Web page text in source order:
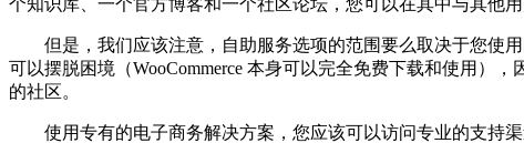
个知识库、一个官方博客和一个社区论坛，您可以在其中与其他
但是，我们应该注意，自助服务选项的范围要么取决于您使用
可以摆脱困境（WooCommerce 本身可以完全免费下载和使用）
的社区。
使用专有的电子商务解决方案，您应该可以访问专业的支持渠